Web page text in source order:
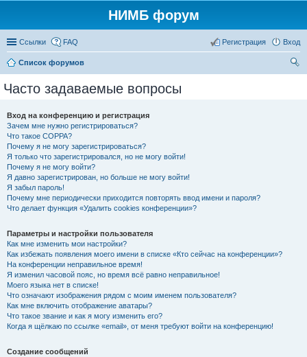
НИМБ форум
Ссылки FAQ Вход
Регистрация
Список форумов
Часто задаваемые вопросы
Вход на конференцию и регистрация
Зачем мне нужно регистрироваться?
Что такое COPPA?
Почему я не могу зарегистрироваться?
Я только что зарегистрировался, но не могу войти!
Почему я не могу войти?
Я давно зарегистрирован, но больше не могу войти!
Я забыл пароль!
Почему мне периодически приходится повторять ввод имени и пароля?
Что делает функция «Удалить cookies конференции»?
Параметры и настройки пользователя
Как мне изменить мои настройки?
Как избежать появления моего имени в списке «Кто сейчас на конференции»?
На конференции неправильное время!
Я изменил часовой пояс, но время всё равно неправильное!
Моего языка нет в списке!
Что означают изображения рядом с моим именем пользователя?
Как мне включить отображение аватары?
Что такое звание и как я могу изменить его?
Когда я щёлкаю по ссылке «email», от меня требуют войти на конференцию!
Создание сообщений